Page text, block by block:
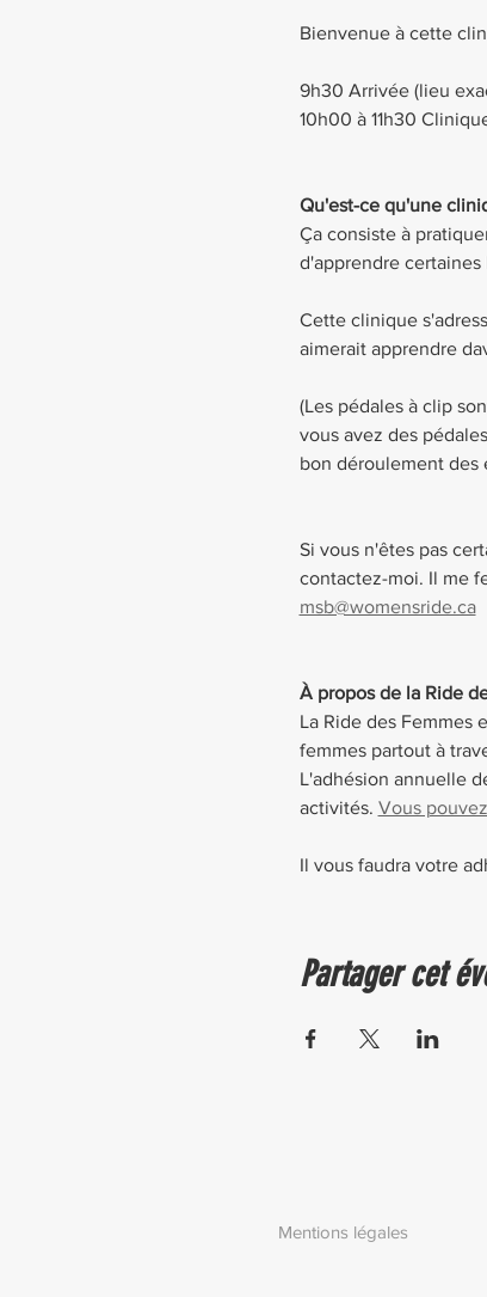
Bienvenue à cette
9h30 Arrivée (lieu
10h00 à 11h30
Qu'est-ce qu'une
Ça consiste à
d'apprendre
Cette clinique
aimerait apprendre
(Les pédales à clip
vous avez des
bon déroulement des
Si vous n'êtes pas
contactez-moi. Il me
msb@womensride.ca
À propos de la Ride
La Ride des Femmes
femmes partout à
L'adhésion annuelle
activités. Vous
Il vous faudra votre
Partager cet
Mentions légales